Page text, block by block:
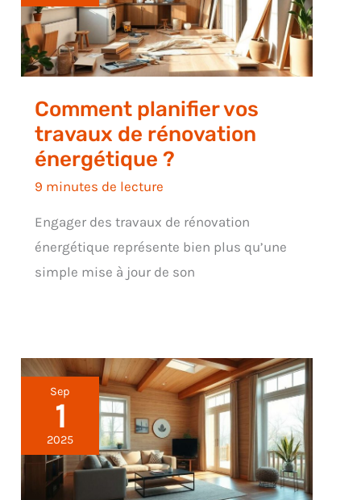
Comment planifier vos
travaux de rénovation
énergétique ?
9 minutes de lecture
Engager des travaux de rénovation
énergétique représente bien plus qu’une
simple mise à jour de son
Sep
1
2025